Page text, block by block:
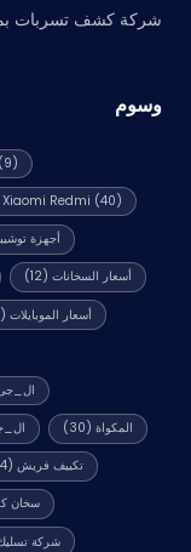
شركة كشف تسربات
وسوم
Xiaomi Redmi (40)
أجهزة
أسعار السخانات (12)
أسعار الموبايلات (312)
المكواة (30)
تكييف فريش (4)
سخان
شركة